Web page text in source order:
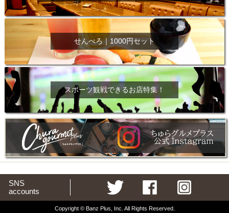
せんべろ｜1000円セット
スポーツ観戦できるお店特集！
SNS
accounts
Copyright © Banz Plus, Inc. All Rights Reserved.